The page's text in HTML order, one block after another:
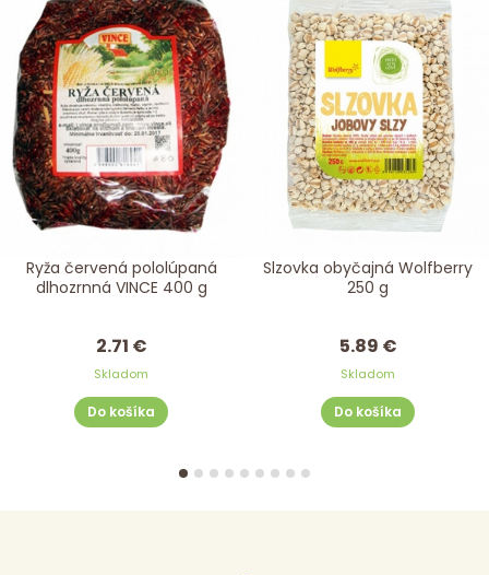
Ryža červená pololúpaná
dlhozrnná VINCE 400 g
2.71 €
Skladom
Do košíka
Slzovka obyčajná Wolfberry
250 g
5.89 €
Skladom
Do košíka